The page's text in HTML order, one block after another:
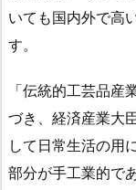
いても国内外で高
す。
「伝統的工芸品
づき、経済産業大
して日常生活の
部分が手工業的で